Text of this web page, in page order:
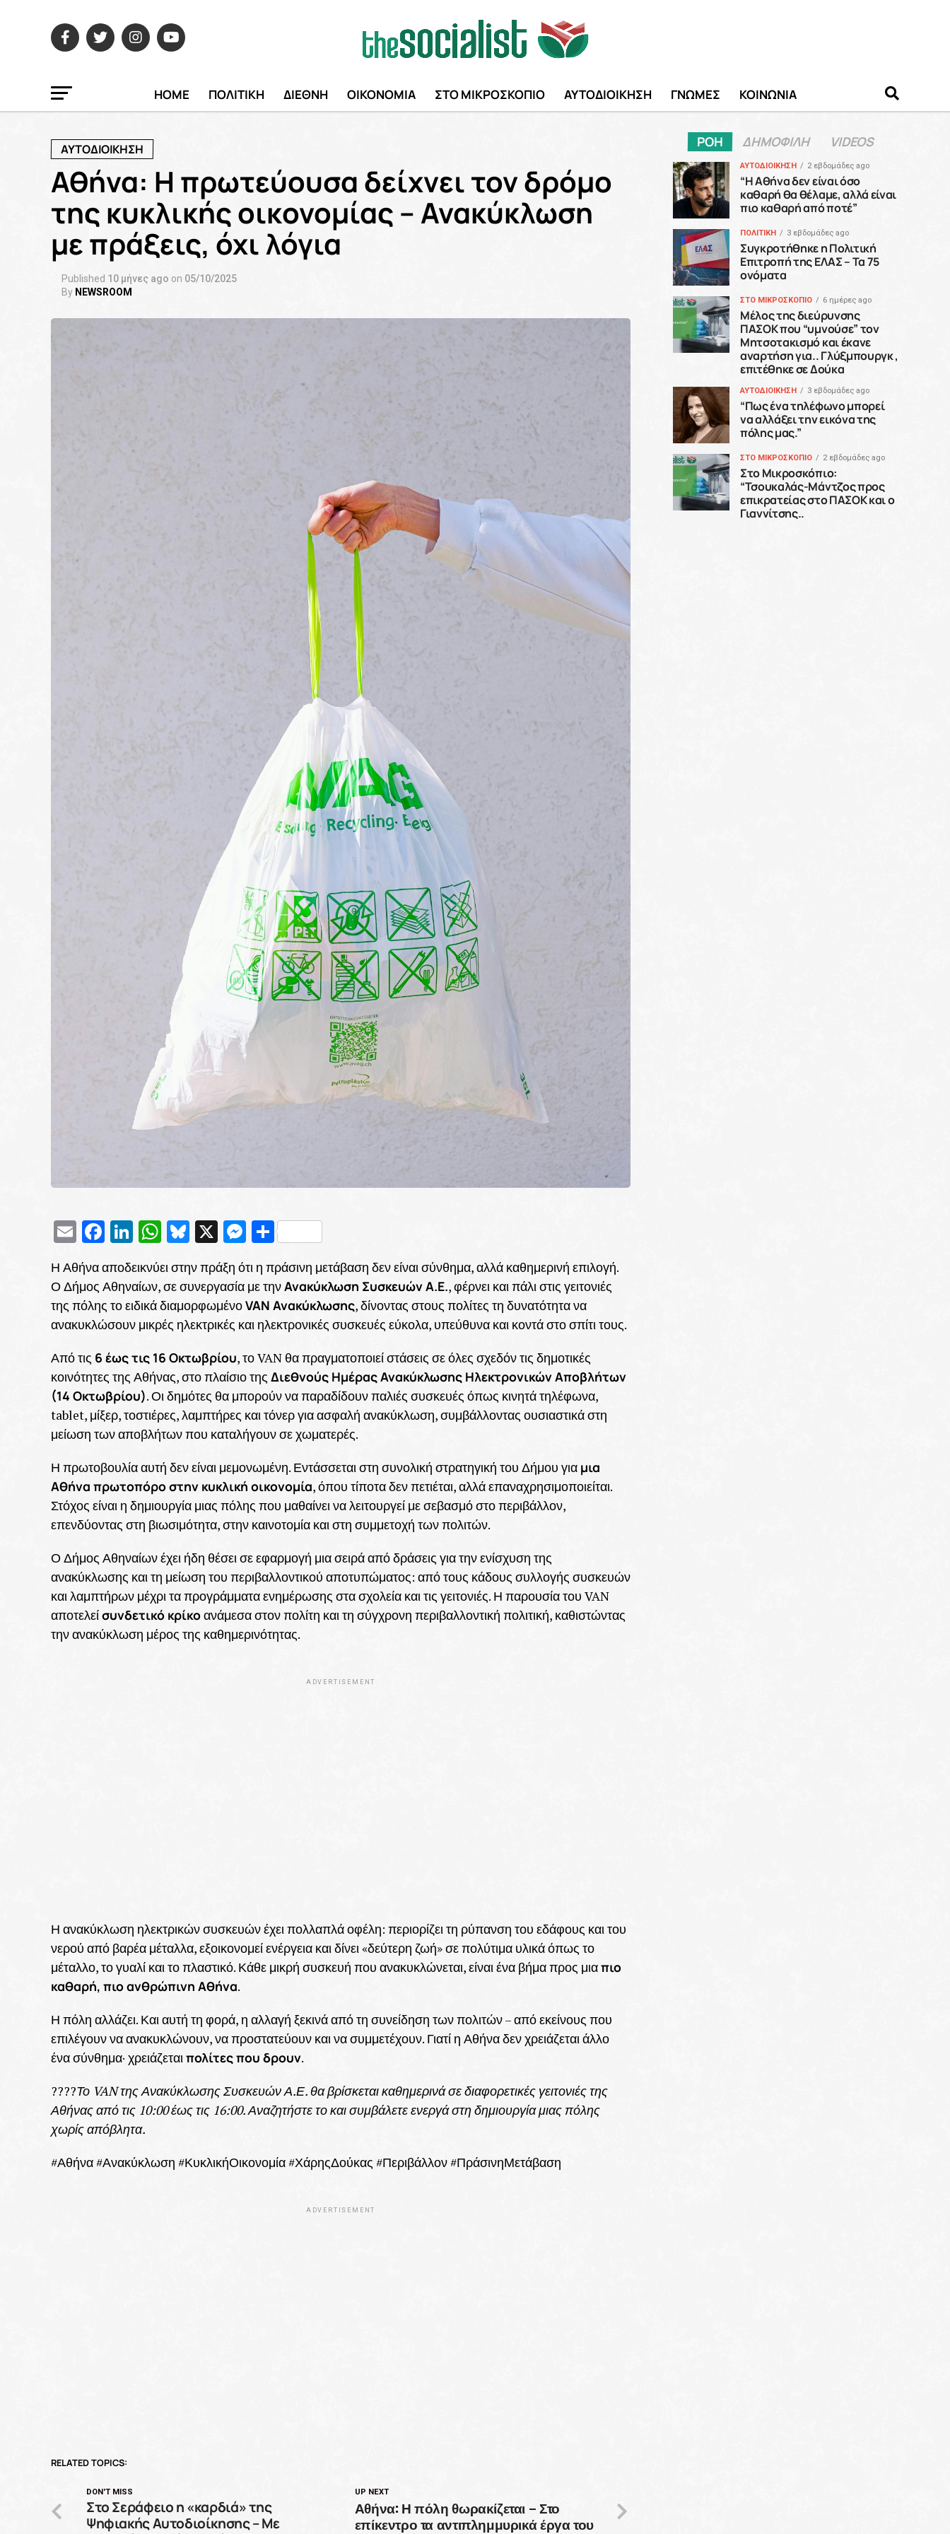
HOME ΠΟΛΙΤΙΚΗ ΔΙΕΘΝΗ ΟΙΚΟΝΟΜΙΑ ΣΤΟ ΜΙΚΡΟΣΚΟΠΙΟ ΑΥΤΟΔΙΟΙΚΗΣΗ ΓΝΩΜΕΣ ΚΟΙΝΩΝΙΑ
ΑΥΤΟΔΙΟΙΚΗΣΗ
Αθήνα: Η πρωτεύουσα δείχνει τον δρόμο
της κυκλικής οικονομίας – Ανακύκλωση
με πράξεις, όχι λόγια
Published 10 μήνες ago on 05/10/2025
By NEWSROOM
EmailFacebook
LinkedIn
WhatsApp
Bluesky
X Messenger
Μοιραστείτε
Η Αθήνα αποδεικνύει στην πράξη ότι η πράσινη μετάβαση δεν είναι σύνθημα, αλλά καθημερινή επιλογή.
Ο Δήμος Αθηναίων, σε συνεργασία με τηνΑνακύκλωση Συσκευών Α.Ε., φέρνει και πάλι στις γειτονιές
της πόλης το ειδικά διαμορφωμένοVAN Ανακύκλωσης, δίνοντας στους πολίτες τη δυνατότητα να
ανακυκλώσουν μικρές ηλεκτρικές και ηλεκτρονικές συσκευές εύκολα, υπεύθυνα και κοντά στο σπίτι τους.
Από τις 6 έως τις 16 Οκτωβρίου, το VAN θα πραγματοποιεί στάσεις σε όλες σχεδόν τις δημοτικές
κοινότητες της Αθήνας, στο πλαίσιο της Διεθνούς Ημέρας Ανακύκλωσης Ηλεκτρονικών Αποβλήτων
(14 Οκτωβρίου). Οι δημότες θα μπορούν να παραδίδουν παλιές συσκευές όπως κινητά τηλέφωνα,
tablet, μίξερ, τοστιέρες, λαμπτήρες και τόνερ για ασφαλή ανακύκλωση, συμβάλλοντας ουσιαστικά στη
μείωση των αποβλήτων που καταλήγουν σε χωματερές.
Η πρωτοβουλία αυτή δεν είναι μεμονωμένη. Εντάσσεται στη συνολική στρατηγική του Δήμου για μια
Αθήνα πρωτοπόρο στην κυκλική οικονομία, όπου τίποτα δεν πετιέται, αλλά επαναχρησιμοποιείται.
Στόχος είναι η δημιουργία μιας πόλης που μαθαίνει να λειτουργεί με σεβασμό στο περιβάλλον,
επενδύοντας στη βιωσιμότητα, στην καινοτομία και στη συμμετοχή των πολιτών.
Ο Δήμος Αθηναίων έχει ήδη θέσει σε εφαρμογή μια σειρά από δράσεις για την ενίσχυση της
ανακύκλωσης και τη μείωση του περιβαλλοντικού αποτυπώματος: από τους κάδους συλλογής συσκευών
και λαμπτήρων μέχρι τα προγράμματα ενημέρωσης στα σχολεία και τις γειτονιές. Η παρουσία του VAN
αποτελείσυνδετικό κρίκοανάμεσα στον πολίτη και τη σύγχρονη περιβαλλοντική πολιτική, καθιστώντας
την ανακύκλωση μέρος της καθημερινότητας.
ADVERTISEMENT
Η ανακύκλωση ηλεκτρικών συσκευών έχει πολλαπλά οφέλη: περιορίζει τη ρύπανση του εδάφους και του
νερού από βαρέα μέταλλα, εξοικονομεί ενέργεια και δίνει «δεύτερη ζωή» σε πολύτιμα υλικά όπως το
μέταλλο, το γυαλί και το πλαστικό. Κάθε μικρή συσκευή που ανακυκλώνεται, είναι ένα βήμα προς μιαπιο
καθαρή, πιο ανθρώπινη Αθήνα.
Η πόλη αλλάζει. Και αυτή τη φορά, η αλλαγή ξεκινά από τη συνείδηση των πολιτών – από εκείνους που
επιλέγουν να ανακυκλώνουν, να προστατεύουν και να συμμετέχουν. Γιατί η Αθήνα δεν χρειάζεται άλλο
ένα σύνθημα· χρειάζεταιπολίτες που δρουν.
????Το VAN της Ανακύκλωσης Συσκευών Α.Ε. θα βρίσκεται καθημερινά σε διαφορετικές γειτονιές της
Αθήνας από τις 10:00 έως τις 16:00. Αναζητήστε το και συμβάλετε ενεργά στη δημιουργία μιας πόλης
χωρίς απόβλητα.
#Αθήνα #Ανακύκλωση #ΚυκλικήΟικονομία #ΧάρηςΔούκας #Περιβάλλον #ΠράσινηΜετάβαση
ADVERTISEMENT
RELATED TOPICS:
UP NEXT
Αθήνα: Η πόλη θωρακίζεται – Στο
επίκεντρο τα αντιπλημμυρικά έργα του
DON'T MISS
Στο Σεράφειο η «καρδιά» της
Ψηφιακής Αυτοδιοίκησης – Με
ΡΟΗ ΔΗΜΟΦΙΛΗ VIDEOS
ΑΥΤΟΔΙΟΙΚΗΣΗ 2 εβδομάδες ago
“H Αθήνα δεν είναι όσο
καθαρή θα θέλαμε, αλλά είναι
πιο καθαρή από ποτέ”
ΠΟΛΙΤΙΚΗ 3 εβδομάδες ago
Συγκροτήθηκε η Πολιτική
Επιτροπή της ΕΛΑΣ – Τα 75
ονόματα
ΣΤΟ ΜΙΚΡΟΣΚΟΠΙΟ 6 ημέρες ago
Μέλος της διεύρυνσης
ΠΑΣΟΚ που “υμνούσε” τον
Μητσοτακισμό και έκανε
αναρτήση για.. Γλύξμπουργκ ,
επιτέθηκε σε Δούκα
ΑΥΤΟΔΙΟΙΚΗΣΗ 3 εβδομάδες ago
“Πως ένα τηλέφωνο μπορεί
να αλλάξει την εικόνα της
πόλης μας.”
ΣΤΟ ΜΙΚΡΟΣΚΟΠΙΟ 2 εβδομάδες ago
Στο Μικροσκόπιο:
“Τσουκαλάς-Μάντζος προς
επικρατείας στο ΠΑΣΟΚ και ο
Γιαννίτσης..